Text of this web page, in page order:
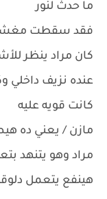
ما حدث لنور
فقد سقطت
كان مراد ينظر
عنده نزيف داخلي
كانت قويه عليه
مازن / يعني ده
مراد وهو يتنهد
هينفع يتعمل